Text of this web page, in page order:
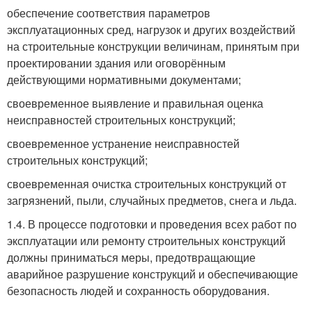
обеспечение соответствия параметров
эксплуатационных сред, нагрузок и других воздействий
на строительные конструкции величинам, принятым при
проектировании здания или оговорённым
действующими нормативными документами;
своевременное выявление и правильная оценка
неисправностей строительных конструкций;
своевременное устранение неисправностей
строительных конструкций;
своевременная очистка строительных конструкций от
загрязнений, пыли, случайных предметов, снега и льда.
1.4. В процессе подготовки и проведения всех работ по
эксплуатации или ремонту строительных конструкций
должны приниматься меры, предотвращающие
аварийное разрушение конструкций и обеспечивающие
безопасность людей и сохранность оборудования.